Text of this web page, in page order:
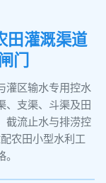
田灌溉渠道
门
灌区输水专用控水
、支渠、斗渠及田
截流止水与排涝控
农田小型水利工